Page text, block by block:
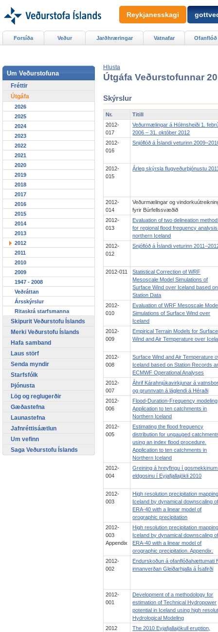
Hlusta
Útgáfa Veðurstofunnar
Skýrslur
Nr.
Titill
2012-
017
Veðurmælingar á Hólmsheiði 1.
2006 – 31. október 2012
2012-
016
Snjóflóð á Íslandi veturinn
2012-
015
Árleg skýrsla flugveðurþjónustu
2012-
014
Veðurmælingar og
fyrir Búrfellssvæðið
2012-
013
Evaluation of two delineation
for regional flood frequency
northern Iceland
2012-
012
Snjóflóð á Íslandi veturinn
2012-011
Statistical Correction of WRF
Mesoscale Model Simulations of
Surface Wind over Iceland based on
Station Data
2012-
010
Evaluation of WRF Mesoscale
Simulations of Surface Wind over
Iceland
2012-
009
Empirical Terrain Models for Surface
Wind and Air Temperature over
2012-
008
Surface Wind and Air Temperature
Iceland based on Station Records
ECMWF Operational Analyses
2012-
007
Áhrif Kárahnjúkavirkjunar á
og grunnvatn á láglendi á Héraði
2012-
006
Flood-Duration-Frequency modeling
Application to ten catchments in
Northern Iceland
2012-
005
Estimating the flood frequency
distribution for ungauged
using an index flood procedure.
Application to ten catchments in
Northern Iceland
2012-
004
Greining á hreyfingu í
eldgosinu í Eyjafjallajökli 2010
2012-
003
High resolution precipitation
Iceland by dynamical downscaling
ERA-40 with a linear model of
orographic precipitation
2012-
003
Appendix
High resolution precipitation
Iceland by dynamical downscaling
ERA-40 with a linear model of
orographic precipitation. Appendix.
2012-
002
Endurskoðun á ofanflóðahættumati
innanverðan Gleiðarhjalla á Ísafirði
2012-
001
Development of a methodology for
estimation of Technical Hydropower
potential in Iceland using high
Hydrological Modeling
2012
The 2010 Eyjafjallajökull eruption,
Forsíða Veður Jarðhræringar Vatnafar Ofanflóð
Um Veðurstofuna
Fréttir
Útgáfa
2026
2025
2024
2023
2022
2021
2020
2019
2018
2017
2016
2015
2014
2013
2012
2011
2010
2009
1947 - 2008
Veðráttan
Ársskýrslur
Ritaskrá starfsmanna
Skipurit Veðurstofu Íslands
Merki Veðurstofu Íslands
Hafa samband
Laus störf
Senda myndir
Starfsfólk
Þjónusta
Lög og reglugerðir
Gæðastefna
Launastefna
Jafnréttisáætlun
Um vefinn
Saga Veðurstofu Íslands
Reykjanesskagi